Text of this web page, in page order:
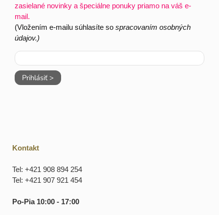
zasielané novinky a špeciálne ponuky priamo na váš e-
mail.
(Vložením e-mailu súhlasíte sospracovaním osobných
údajov.)
Prihlásiť >
Kontakt
Tel: +421 908 894 254
Tel: +421 907 921 454
Po-Pia 10:00 - 17:00